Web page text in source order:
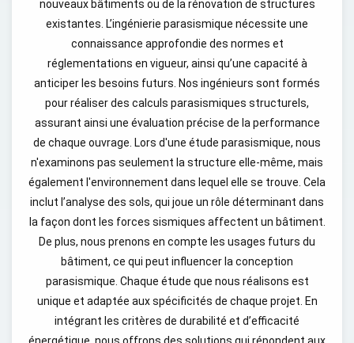
nouveaux bâtiments ou de la rénovation de structures
existantes. L’ingénierie parasismique nécessite une
connaissance approfondie des normes et
réglementations en vigueur, ainsi qu’une capacité à
anticiper les besoins futurs. Nos ingénieurs sont formés
pour réaliser des calculs parasismiques structurels,
assurant ainsi une évaluation précise de la performance
de chaque ouvrage. Lors d'une étude parasismique, nous
n'examinons pas seulement la structure elle-même, mais
également l'environnement dans lequel elle se trouve. Cela
inclut l’analyse des sols, qui joue un rôle déterminant dans
la façon dont les forces sismiques affectent un bâtiment.
De plus, nous prenons en compte les usages futurs du
bâtiment, ce qui peut influencer la conception
parasismique. Chaque étude que nous réalisons est
unique et adaptée aux spécificités de chaque projet. En
intégrant les critères de durabilité et d’efficacité
énergétique, nous offrons des solutions qui répondent aux